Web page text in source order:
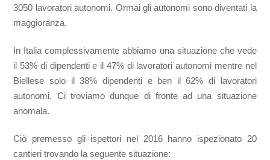
3050 lavoratori autonomi. Ormai gli autonomi sono diventati la
maggioranza.
In Italia complessivamente abbiamo una situazione che vede
il 53% di dipendenti e il 47% di lavoratori autonomi mentre nel
Biellese solo il 38% dipendenti e ben il 62% di lavoratori
autonomi. Ci troviamo dunque di fronte ad una situazione
anomala.
Ciò premesso gli ispettori nel 2016 hanno ispezionato 20
cantieri trovando la seguente situazione: